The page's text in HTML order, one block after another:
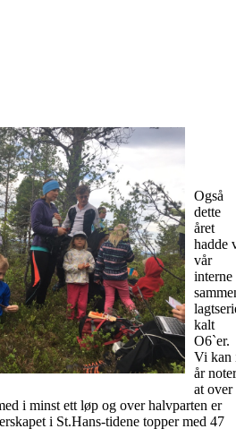
Også
dette
året
hadde
vår
interne
kalt
O6`er.
Vi kan
år
at over
i minst ett løp og over halvparten er
i St.Hans-tidene topper med 47